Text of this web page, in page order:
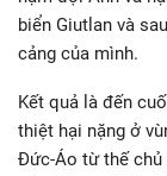
biển Giutlan và
cảng của mình.
Kết quả là đến
thiệt hại nặng ở
Đức-Áo từ thế chủ